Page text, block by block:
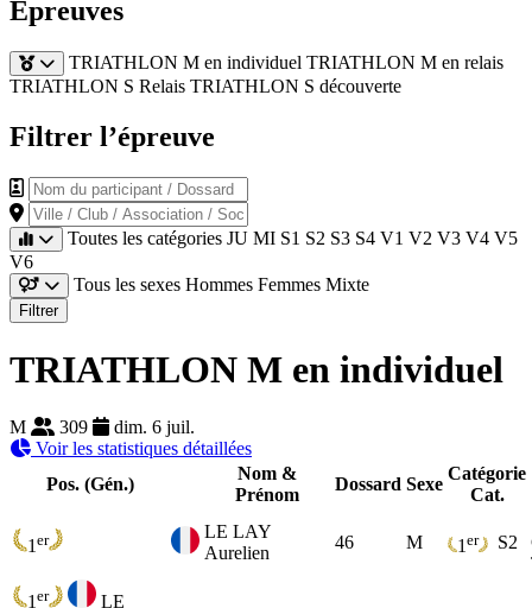
Épreuves
TRIATHLON M en individuel TRIATHLON M en relais
TRIATHLON S Relais TRIATHLON S découverte
Filtrer l’épreuve
Nom du participant / Dossard
Ville / Club / Association / Société
Toutes les catégories JU MI S1 S2 S3 S4 V1 V2 V3 V4 V5
V6
Tous les sexes Hommes Femmes Mixte
Filtrer
TRIATHLON M en individuel
M 309
dim. 6 juil.
Voir les statistiques détaillées
Pos. (Gén.)
Nom &
Prénom
Dossard Sexe
Catégorie
Cat.
1 er
LE LAY
Aurelien
46 M 1 er S2
1 er
LE